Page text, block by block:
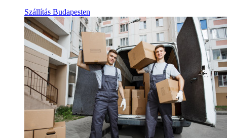
Szállítás Budapesten